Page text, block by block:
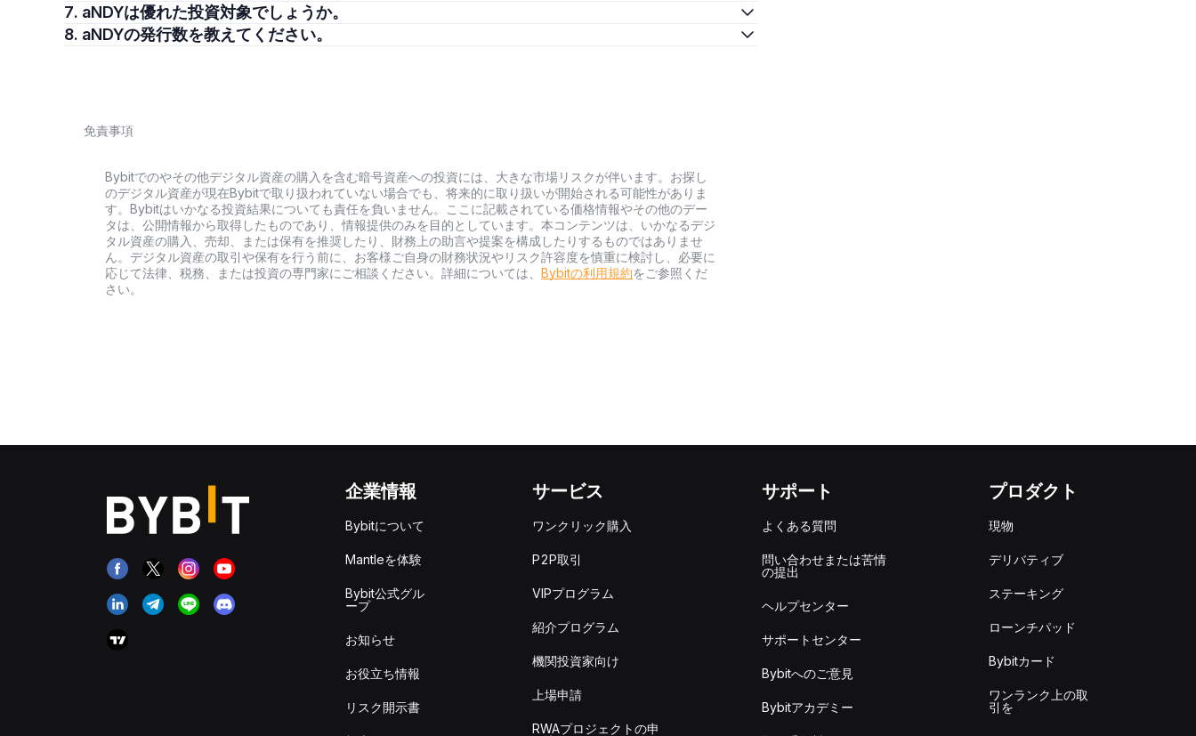
7. aNDYは優れた投資対象でしょうか。
8. aNDYの発行数を教えてください。
免責事項
Bybitでのやその他デジタル資産の購入を含む暗号資産への投資には、大きな市場リスクが伴います。お探し
のデジタル資産が現在Bybitで取り扱われていない場合でも、将来的に取り扱いが開始される可能性がありま
す。Bybitはいかなる投資結果についても責任を負いません。ここに記載されている価格情報やその他のデー
タは、公開情報から取得したものであり、情報提供のみを目的としています。本コンテンツは、いかなるデジ
タル資産の購入、売却、または保有を推奨したり、財務上の助言や提案を構成したりするものではありませ
ん。デジタル資産の取引や保有を行う前に、お客様ご自身の財務状況やリスク許容度を慎重に検討し、必要に
応じて法律、税務、または投資の専門家にご相談ください。詳細については、 Bybitの利用規約をご参照くだ
さい。
企業情報
Bybitについて
Mantleを体験
Bybit公式グル
ープ
お知らせ
お役立ち情報
リスク開示書
サービス
ワンクリック購入
P2P取引
VIPプログラム
紹介プログラム
機関投資家向け
上場申請
RWAプロジェクトの申
サポート
よくある質問
問い合わせまたは苦情
の提出
ヘルプセンター
サポートセンター
Bybitへのご意見
Bybitアカデミー
プロダクト
現物
デリバティブ
ステーキング
ローンチパッド
Bybitカード
ワンランク上の取
引を